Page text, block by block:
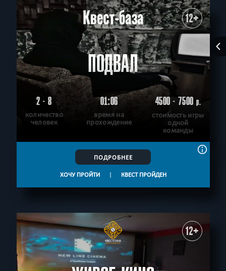
12+
ПОДВАЛ
2 - 8
количество
человек
01:06
время на
прохождение
4500 - 7500р.
стоимость игры
одной
команды
ПОДРОБНЕЕ
ХОЧУ ПРОЙТИ | КВЕСТ ПРОЙДЕН
12+